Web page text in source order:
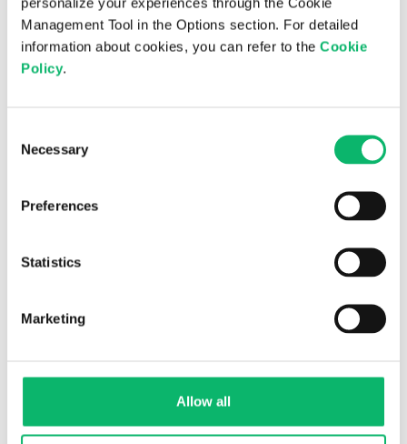
Management Tool in the Options section. For detailed
information about cookies, you can refer to the Cookie
Policy.
Selection
Necessary
Preferences
Statistics
Marketing
Allow all
6 Ağustos 2026
zirvede!
3 Temmuz 2026